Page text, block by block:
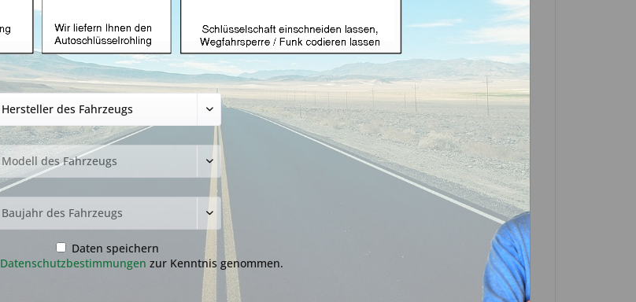
3 Tasten und TOY49 (Aftermarket Produkt)
24,99 € *
inkl. MwSt.zzgl. Versandkosten
Lieferzeit ca. 1-3 Werktage
In denWarenkorb
Fragen zum Artikel?
Artikel-Nr.:
Daten speichern
Datenschutzbestimmungen zur Kenntnis genommen.